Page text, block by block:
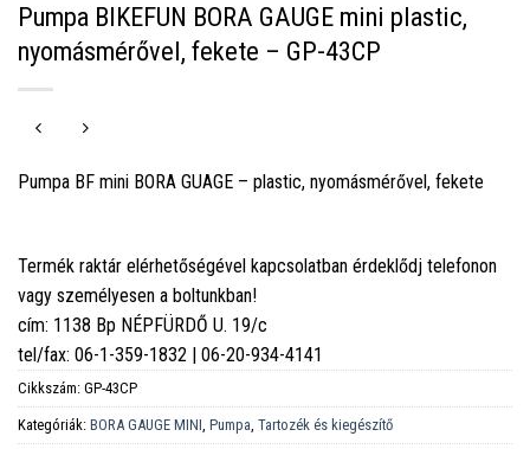
Pumpa BIKEFUN BORA GAUGE mini plastic,
nyomásmérővel, fekete – GP-43CP
Pumpa BF mini BORA GUAGE – plastic, nyomásmérővel, fekete
Termék raktár elérhetőségével kapcsolatban érdeklődj telefonon
vagy személyesen a boltunkban!
cím: 1138 Bp NÉPFÜRDŐ U. 19/c
tel/fax: 06-1-359-1832 | 06-20-934-4141
Cikkszám: GP-43CP
Kategóriák: BORA GAUGE MINI Pumpa Tartozék és kiegészítő